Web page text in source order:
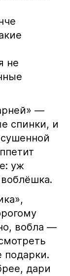
не
—
спинки, и
уж
вобла —
подарки.
дари